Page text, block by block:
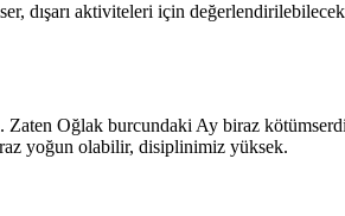
dışarı aktiviteleri için
Oğlak burcundaki Ay biraz
yoğun olabilir, disiplinimiz yüksek.